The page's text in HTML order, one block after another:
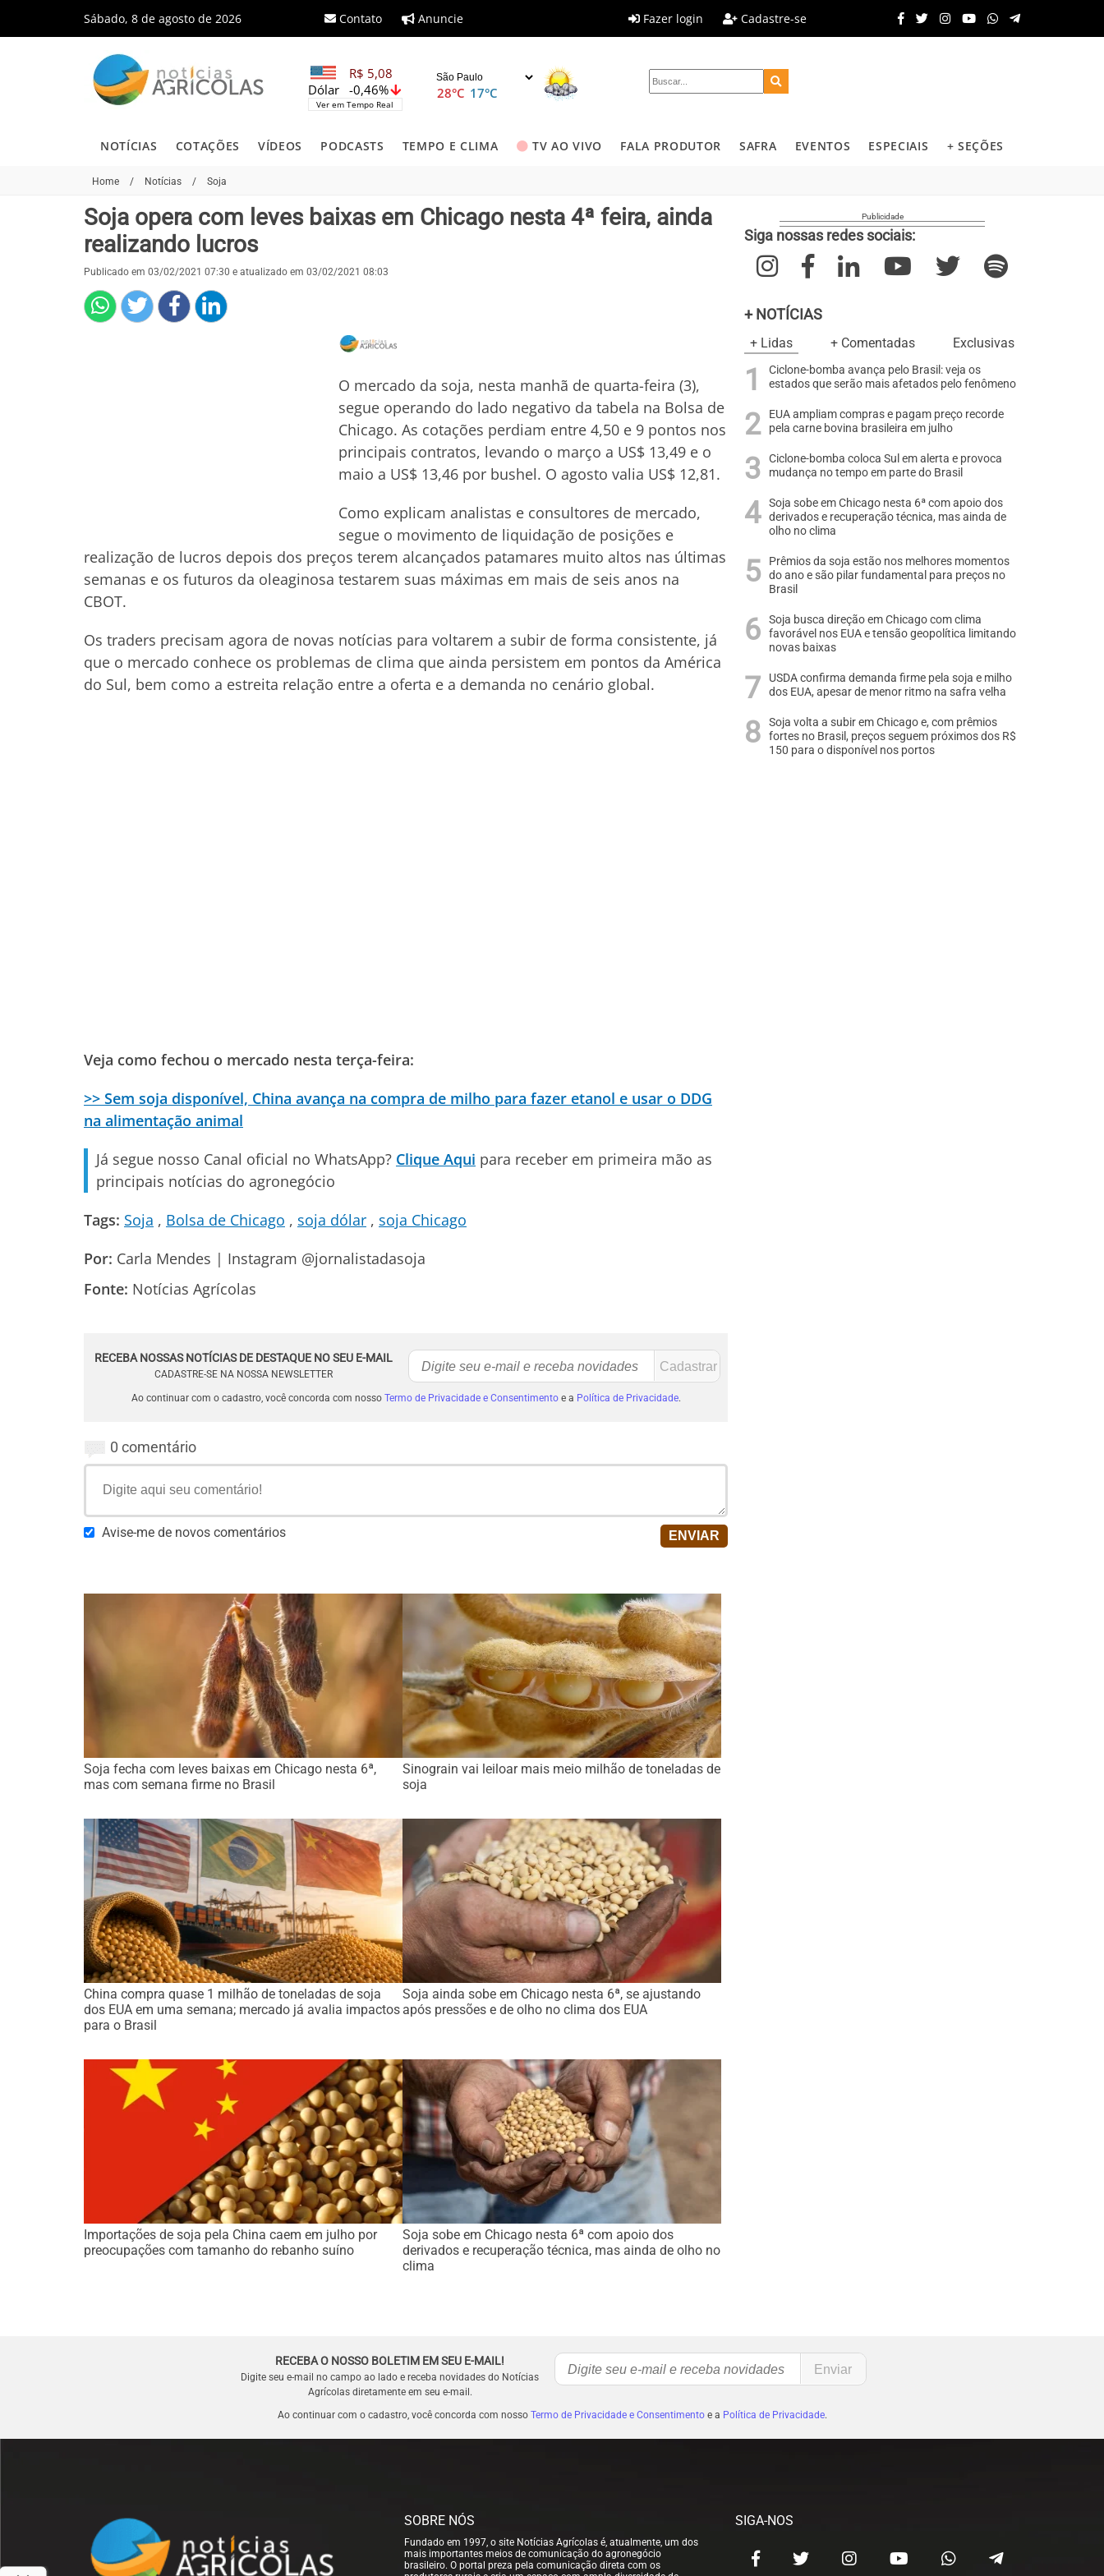
Sábado, 8 de agosto de 2026 Contato Anuncie Fazer login Cadastre-se
R$ 5,08
-0,46%
Dólar
Ver em Tempo Real
28°C 17°C
NOTÍCIAS COTAÇÕES VÍDEOS PODCASTS TEMPO E CLIMA TV AO VIVO FALA PRODUTOR SAFRA EVENTOS ESPECIAIS + SEÇÕES
Home / Notícias / Soja
Soja opera com leves baixas em Chicago nesta 4ª feira, ainda
realizando lucros
Publicado em 03/02/2021 07:30 e atualizado em 03/02/2021 08:03
O mercado da soja, nesta manhã de quarta-feira (3),
segue operando do lado negativo da tabela na Bolsa de
Chicago. As cotações perdiam entre 4,50 e 9 pontos nos
principais contratos, levando o março a US$ 13,49 e o
maio a US$ 13,46 por bushel. O agosto valia US$ 12,81.
Como explicam analistas e consultores de mercado,
segue o movimento de liquidação de posições e
realização de lucros depois dos preços terem alcançados patamares muito altos nas últimas
semanas e os futuros da oleaginosa testarem suas máximas em mais de seis anos na
CBOT.
Os traders precisam agora de novas notícias para voltarem a subir de forma consistente, já
que o mercado conhece os problemas de clima que ainda persistem em pontos da América
do Sul, bem como a estreita relação entre a oferta e a demanda no cenário global.
Veja como fechou o mercado nesta terça-feira:
>> Sem soja disponível, China avança na compra de milho para fazer etanol e usar o DDG
na alimentação animal
Já segue nosso Canal oficial no WhatsApp? Clique Aqui para receber em primeira mão as
principais notícias do agronegócio
Tags: Soja Bolsa de Chicago soja dólar
soja Chicago
Por: Carla Mendes | Instagram @jornalistadasoja
Fonte: Notícias Agrícolas
RECEBA NOSSAS NOTÍCIAS DE DESTAQUE NO SEU E-MAIL
CADASTRE-SE NA NOSSA NEWSLETTER
Ao continuar com o cadastro, você concorda com nosso Termo de Privacidade e Consentimentoe a Política de Privacidade.
0 comentário
Avise-me de novos comentários
Soja fecha com leves baixas em Chicago nesta 6ª,
mas com semana firme no Brasil
Sinograin vai leiloar mais meio milhão de toneladas de
soja
China compra quase 1 milhão de toneladas de soja
dos EUA em uma semana; mercado já avalia impactos
para o Brasil
Soja ainda sobe em Chicago nesta 6ª, se ajustando
após pressões e de olho no clima dos EUA
Importações de soja pela China caem em julho por
preocupações com tamanho do rebanho suíno
Soja sobe em Chicago nesta 6ª com apoio dos
derivados e recuperação técnica, mas ainda de olho no
clima
Siga nossas redes sociais:
+ NOTÍCIAS
+ Lidas + Comentadas Exclusivas
Ciclone-bomba avança pelo Brasil: veja os
estados que serão mais afetados pelo fenômeno
EUA ampliam compras e pagam preço recorde
pela carne bovina brasileira em julho
Ciclone-bomba coloca Sul em alerta e provoca
mudança no tempo em parte do Brasil
Soja sobe em Chicago nesta 6ª com apoio dos
derivados e recuperação técnica, mas ainda de
olho no clima
Prêmios da soja estão nos melhores momentos
do ano e são pilar fundamental para preços no
Brasil
Soja busca direção em Chicago com clima
favorável nos EUA e tensão geopolítica limitando
novas baixas
USDA confirma demanda firme pela soja e milho
dos EUA, apesar de menor ritmo na safra velha
Soja volta a subir em Chicago e, com prêmios
fortes no Brasil, preços seguem próximos dos R$
150 para o disponível nos portos
RECEBA O NOSSO BOLETIM EM SEU E-MAIL!
Digite seu e-mail no campo ao lado e receba novidades do Notícias
Agrícolas diretamente em seu e-mail.
Ao continuar com o cadastro, você concorda com nosso Termo de Privacidade e Consentimentoe a Política de Privacidade.
SOBRE NÓS
Fundado em 1997, o site Notícias Agrícolas é, atualmente, um dos
mais importantes meios de comunicação do agronegócio
brasileiro. O portal preza pela comunicação direta com os
SIGA-NOS